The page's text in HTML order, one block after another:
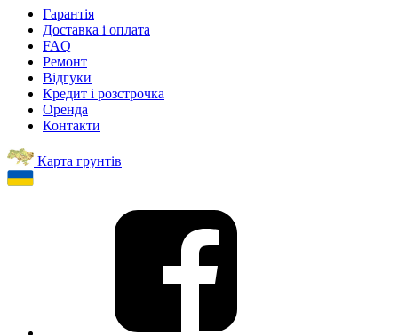
Гарантія
Доставка і оплата
FAQ
Ремонт
Відгуки
Кредит і розстрочка
Оренда
Контакти
Карта грунтів